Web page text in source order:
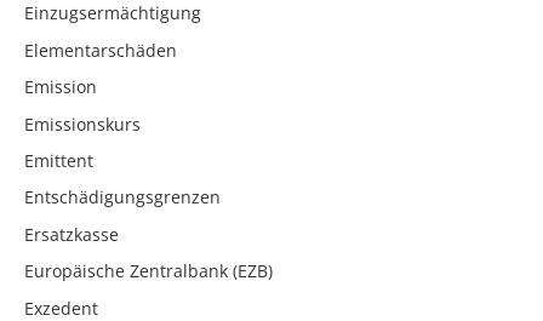
Einzugsermächtigung
Elementarschäden
Emission
Emissionskurs
Emittent
Entschädigungsgrenzen
Ersatzkasse
Europäische Zentralbank (EZB)
Exzedent